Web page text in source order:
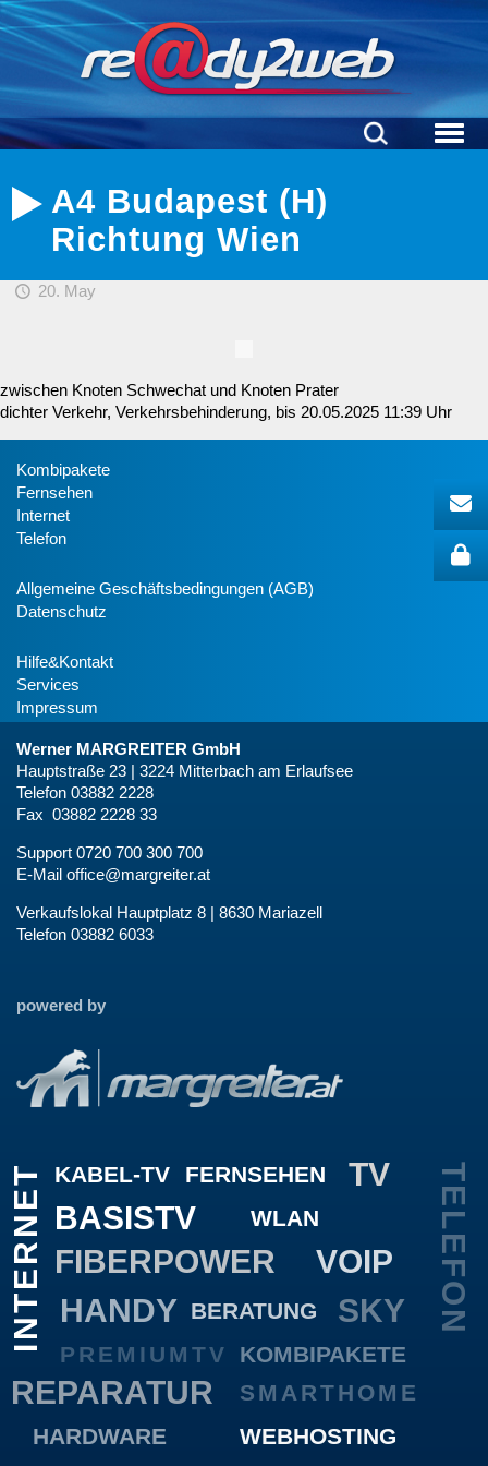
A4 Budapest (H)
Richtung Wien
20. May
zwischen Knoten Schwechat und Knoten Prater
dichter Verkehr, Verkehrsbehinderung, bis 20.05.2025 11:39 Uhr
Kombipakete
Fernsehen
Internet
Telefon
Allgemeine Geschäftsbedingungen (AGB)
Datenschutz
Hilfe&Kontakt
Services
Impressum
Werner MARGREITER GmbH
Hauptstraße 23 | 3224 Mitterbach am Erlaufsee
Telefon 03882 2228
Fax 03882 2228 33
Support 0720 700 300 700
E-Mail office@margreiter.at
Verkaufslokal Hauptplatz 8 | 8630 Mariazell
Telefon 03882 6033
powered by
KABEL-TV
INTERNET TELEFON
FERNSEHEN
TV
BASISTV
PREMIUMTV
SKY
WLAN
WEBHOSTING
FIBERPOWER VOIP
BERATUNG
REPARATUR
HANDY
HARDWARE
SMARTHOME
KOMBIPAKETE